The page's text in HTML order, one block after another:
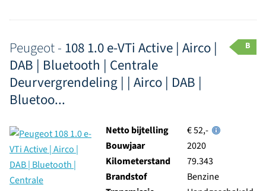
Peugeot - 108 1.0 e-VTi Active | Airco |
DAB | Bluetooth | Centrale
Deurvergrendeling | | Airco | DAB |
Bluetoo...
B
Netto bijtelling
€ 52,-
Bouwjaar
2020
Kilometerstand
79.343
Brandstof
Benzine